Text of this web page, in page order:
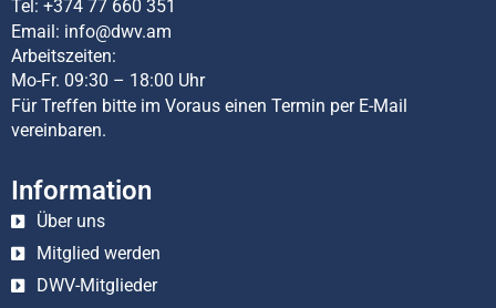
Tel: +374 77 660 351
Email: info@dwv.am
Arbeitszeiten:
Mo-Fr. 09:30 – 18:00 Uhr
Für Treffen bitte im Voraus einen Termin per E-Mail
vereinbaren.
Information
Über uns
Mitglied werden
DWV-Mitglieder